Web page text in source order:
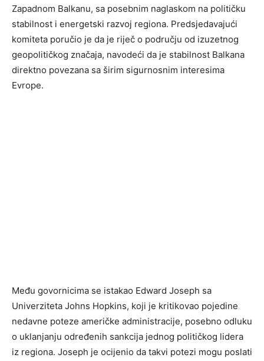
Zapadnom Balkanu, sa posebnim naglaskom na političku
stabilnost i energetski razvoj regiona. Predsjedavajući
komiteta poručio je da je riječ o području od izuzetnog
geopolitičkog značaja, navodeći da je stabilnost Balkana
direktno povezana sa širim sigurnosnim interesima
Evrope.
Među govornicima se istakao Edward Joseph sa
Univerziteta Johns Hopkins, koji je kritikovao pojedine
nedavne poteze američke administracije, posebno odluku
o uklanjanju određenih sankcija jednog političkog lidera
iz regiona. Joseph je ocijenio da takvi potezi mogu poslati